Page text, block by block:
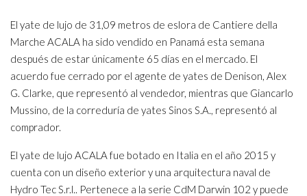
El yate de lujo de 31,09 metros de eslora de Cantiere della
Marche ACALA ha sido vendido en Panamá esta semana
después de estar únicamente 65 días en el mercado. El
acuerdo fue cerrado por el agente de yates de Denison, Alex
G. Clarke, que representó al vendedor, mientras que Giancarlo
Mussino, de la correduría de yates Sinos S.A., representó al
comprador.
El yate de lujo ACALA fue botado en Italia en el año 2015 y
cuenta con un diseño exterior y una arquitectura naval de
Hydro Tec S.r.l.. Pertenece a la serie CdM Darwin 102 y puede